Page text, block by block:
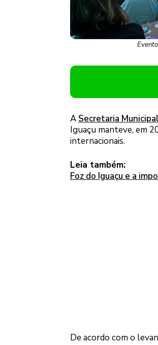
A Secretaria
Iguaçu manteve, em
internacionais.
Leia também:
Foz do Iguaçu e a
De acordo com o